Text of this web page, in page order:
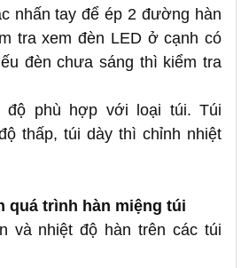
nhấn tay để ép 2 đường hàn
tra xem đèn LED ở cạnh có
đèn chưa sáng thì kiểm tra
độ phù hợp với loại túi. Túi
thấp, túi dày thì chỉnh nhiệt
quá trình hàn miệng túi
và nhiệt độ hàn trên các túi